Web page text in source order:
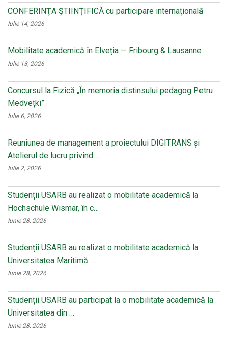
CONFERINŢA ŞTIINŢIFICĂ cu participare internaţională
Iulie 14, 2026
Mobilitate academică în Elveția — Fribourg & Lausanne
Iulie 13, 2026
Concursul la Fizică „În memoria distinsului pedagog Petru
Medvețki”
Iulie 6, 2026
Reuniunea de management a proiectului DIGITRANS și
Atelierul de lucru privind…
Iulie 2, 2026
Studenții USARB au realizat o mobilitate academică la
Hochschule Wismar, în c…
Iunie 28, 2026
Studenții USARB au realizat o mobilitate academică la
Universitatea Maritimă …
Iunie 28, 2026
Studenții USARB au participat la o mobilitate academică la
Universitatea din …
Iunie 28, 2026